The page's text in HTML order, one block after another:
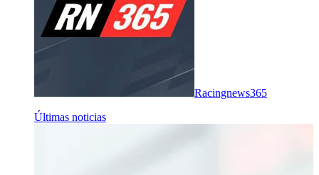
Racingnews365
Últimas noticias